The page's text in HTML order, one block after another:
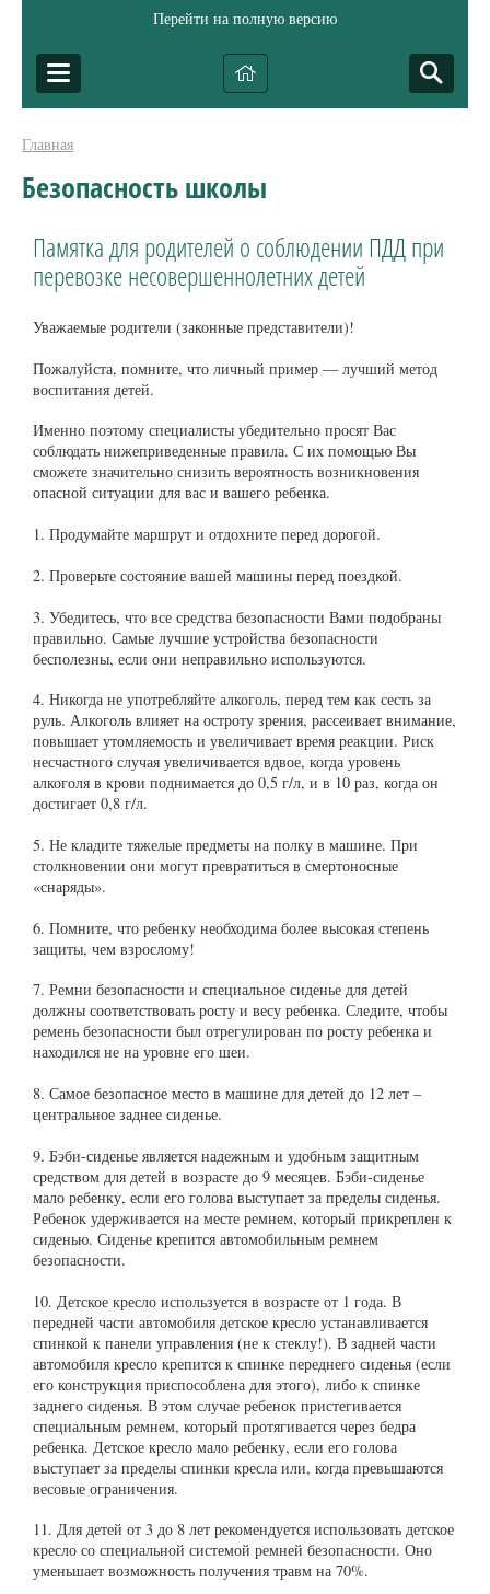
Перейти на полную версию
Главная
Безопасность школы
Памятка для родителей о соблюдении ПДД при
перевозке несовершеннолетних детей
Уважаемые родители (законные представители)!
Пожалуйста, помните, что личный пример — лучший метод
воспитания детей.
Именно поэтому специалисты убедительно просят Вас
соблюдать нижеприведенные правила. С их помощью Вы
сможете значительно снизить вероятность возникновения
опасной ситуации для вас и вашего ребенка.
1. Продумайте маршрут и отдохните перед дорогой.
2. Проверьте состояние вашей машины перед поездкой.
3. Убедитесь, что все средства безопасности Вами подобраны
правильно. Самые лучшие устройства безопасности
бесполезны, если они неправильно используются.
4. Никогда не употребляйте алкоголь, перед тем как сесть за
руль. Алкоголь влияет на остроту зрения, рассеивает внимание,
повышает утомляемость и увеличивает время реакции. Риск
несчастного случая увеличивается вдвое, когда уровень
алкоголя в крови поднимается до 0,5 г/л, и в 10 раз, когда он
достигает 0,8 г/л.
5. Не кладите тяжелые предметы на полку в машине. При
столкновении они могут превратиться в смертоносные
«снаряды».
6. Помните, что ребенку необходима более высокая степень
защиты, чем взрослому!
7. Ремни безопасности и специальное сиденье для детей
должны соответствовать росту и весу ребенка. Следите, чтобы
ремень безопасности был отрегулирован по росту ребенка и
находился не на уровне его шеи.
8. Самое безопасное место в машине для детей до 12 лет –
центральное заднее сиденье.
9. Бэби-сиденье является надежным и удобным защитным
средством для детей в возрасте до 9 месяцев. Бэби-сиденье
мало ребенку, если его голова выступает за пределы сиденья.
Ребенок удерживается на месте ремнем, который прикреплен к
сиденью. Сиденье крепится автомобильным ремнем
безопасности.
10. Детское кресло используется в возрасте от 1 года. В
передней части автомобиля детское кресло устанавливается
спинкой к панели управления (не к стеклу!). В задней части
автомобиля кресло крепится к спинке переднего сиденья (если
его конструкция приспособлена для этого), либо к спинке
заднего сиденья. В этом случае ребенок пристегивается
специальным ремнем, который протягивается через бедра
ребенка. Детское кресло мало ребенку, если его голова
выступает за пределы спинки кресла или, когда превышаются
весовые ограничения.
11. Для детей от 3 до 8 лет рекомендуется использовать детское
кресло со специальной системой ремней безопасности. Оно
уменьшает возможность получения травм на 70%.